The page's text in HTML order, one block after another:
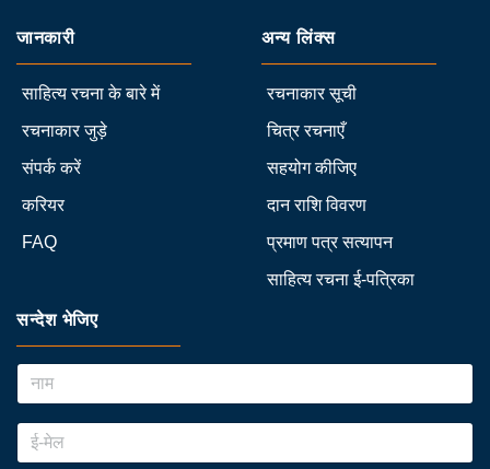
जानकारी
साहित्य रचना के बारे में
रचनाकार जुड़े
संपर्क करें
करियर
FAQ
अन्य लिंक्स
रचनाकार सूची
चित्र रचनाएँ
सहयोग कीजिए
दान राशि विवरण
प्रमाण पत्र सत्यापन
साहित्य रचना ई-पत्रिका
सन्देश भेजिए